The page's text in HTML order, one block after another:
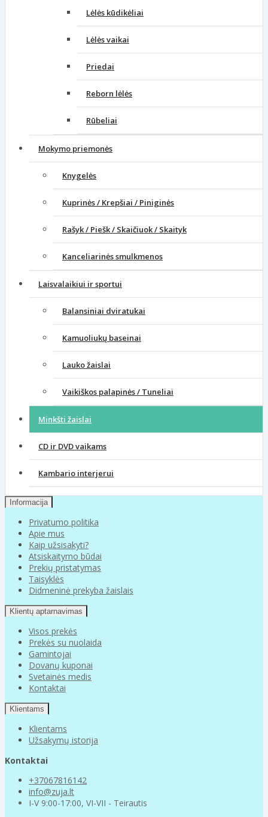
Lėlės kūdikėliai
Lėlės vaikai
Priedai
Reborn lėlės
Rūbeliai
Mokymo priemonės
Knygelės
Kuprinės / Krepšiai / Piniginės
Rašyk / Piešk / Skaičiuok / Skaityk
Kanceliarinės smulkmenos
Laisvalaikiui ir sportui
Balansiniai dviratukai
Kamuoliukų baseinai
Lauko žaislai
Vaikiškos palapinės / Tuneliai
Minkšti žaislai
CD ir DVD vaikams
Kambario interjerui
Informacija
Privatumo politika
Apie mus
Kaip užsisakyti?
Atsiskaitymo būdai
Prekių pristatymas
Taisyklės
Didmeninė prekyba žaislais
Klientų aptarnavimas
Visos prekės
Prekės su nuolaida
Gamintojai
Dovanų kuponai
Svetainės medis
Kontaktai
Klientams
Klientams
Užsakymų istorija
Kontaktai
+37067816142
info@zuja.lt
I-V 9:00-17:00, VI-VII - Teirautis